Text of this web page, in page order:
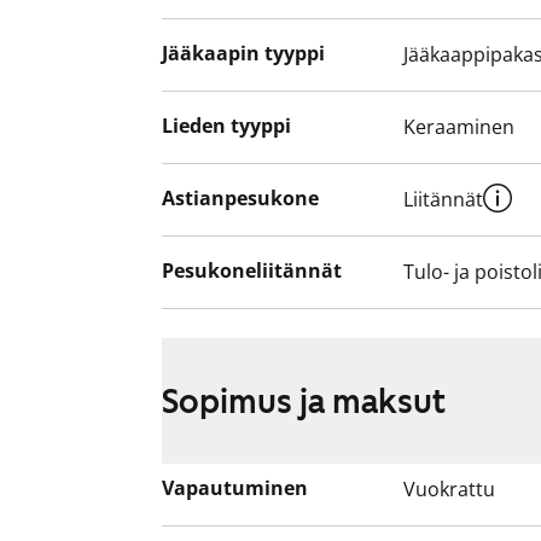
Jääkaapin tyyppi
Lieden tyyppi Keraaminen
Astianpesukone Liitännät
Pesukoneliitännät Tulo- ja
Sopimus ja maksut
Vapautuminen Vuokrattu